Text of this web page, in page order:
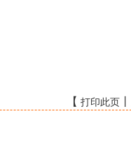
【 打印此页